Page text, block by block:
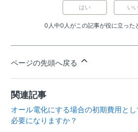
はい い
0人中0人がこの記事が役に立った
ページの先頭へ戻る
関連記事
オール電化にする場合の初期費用と
必要になりますか？